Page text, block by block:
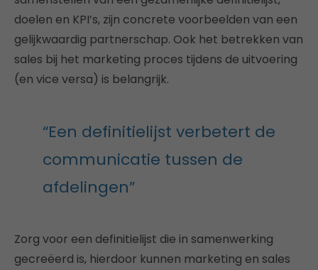
doelen en KPI’s, zijn concrete voorbeelden van een
gelijkwaardig partnerschap. Ook het betrekken van
sales bij het marketing proces tijdens de uitvoering
(en vice versa) is belangrijk.
“Een definitielijst verbetert de
communicatie tussen de
afdelingen”
Zorg voor een definitielijst die in samenwerking
gecreëerd is, hierdoor kunnen marketing en sales